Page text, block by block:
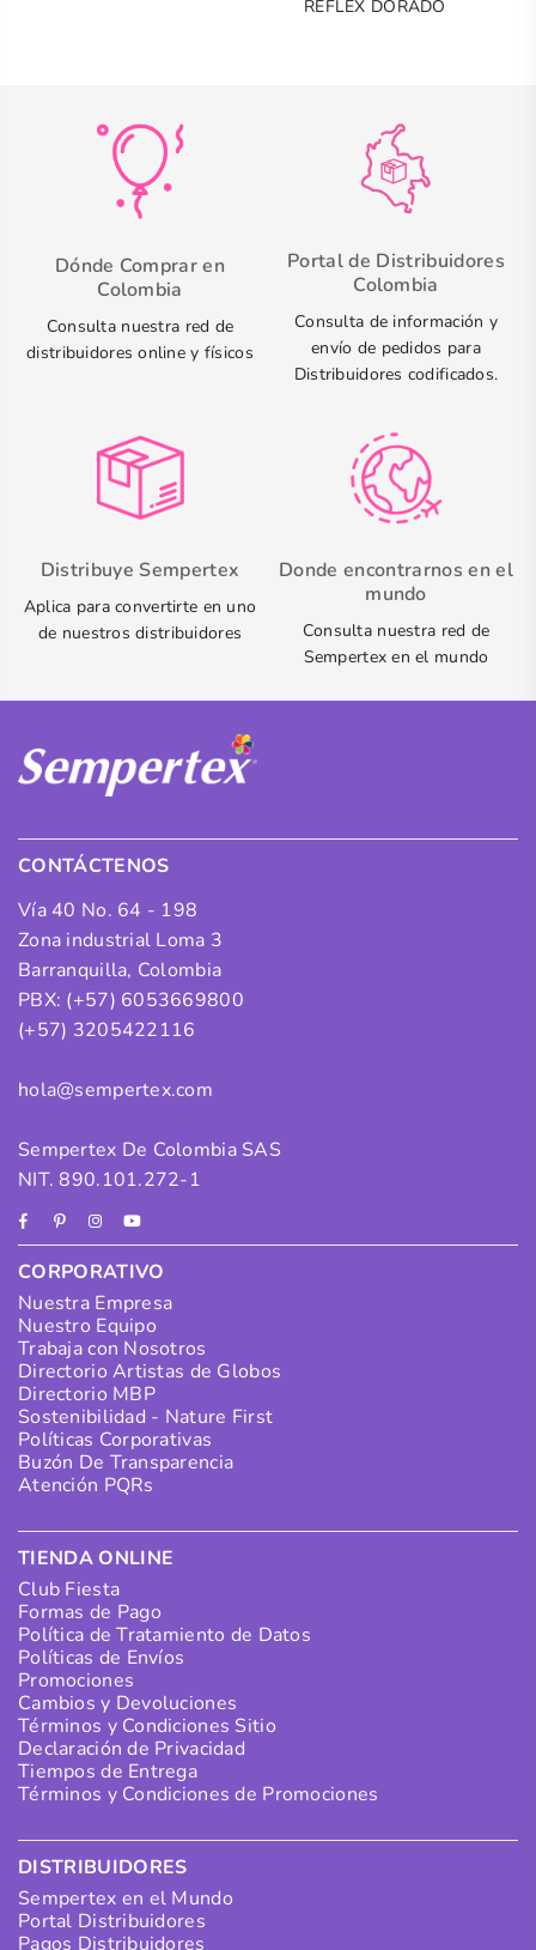
REFLEX DORADO
Dónde Comprar en
Colombia
Consulta nuestra red de
distribuidores online y físicos
Portal de Distribuidores
Colombia
Consulta de información y
envío de pedidos para
Distribuidores codificados.
Distribuye Sempertex
Aplica para convertirte en uno
de nuestros distribuidores
Donde encontrarnos en el
mundo
Consulta nuestra red de
Sempertex en el mundo
CONTÁCTENOS
Vía 40 No. 64 - 198
Zona industrial Loma 3
Barranquilla, Colombia
PBX: (+57) 6053669800
(+57) 3205422116
hola@sempertex.com
Sempertex De Colombia SAS
NIT. 890.101.272-1
FacebookPinterestInstagram
YouTube
CORPORATIVO
Nuestra Empresa
Nuestro Equipo
Trabaja con Nosotros
Directorio Artistas de Globos
Directorio MBP
Sostenibilidad - Nature First
Políticas Corporativas
Buzón De Transparencia
Atención PQRs
TIENDA ONLINE
Club Fiesta
Formas de Pago
Política de Tratamiento de Datos
Políticas de Envíos
Promociones
Cambios y Devoluciones
Términos y Condiciones Sitio
Declaración de Privacidad
Tiempos de Entrega
Términos y Condiciones de Promociones
DISTRIBUIDORES
Sempertex en el Mundo
Portal Distribuidores
Pagos Distribuidores